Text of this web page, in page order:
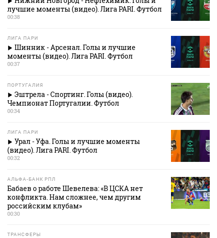
лучшие моменты (видео). Лига PARI. Футбол
00:38
ЛИГА ПАРИ
Шинник - Арсенал. Голы и лучшие
моменты (видео). Лига PARI. Футбол
00:37
ПОРТУГАЛИЯ
Эштрела - Спортинг. Голы (видео).
Чемпионат Португалии. Футбол
00:34
ЛИГА ПАРИ
Урал - Уфа. Голы и лучшие моменты
(видео). Лига PARI. Футбол
00:32
АЛЬФА-БАНК РПЛ
Бабаев о работе Шевелева: «В ЦСКА нет
конфликта. Нам сложнее, чем другим
российским клубам»
00:30
ТРАНСФЕРЫ